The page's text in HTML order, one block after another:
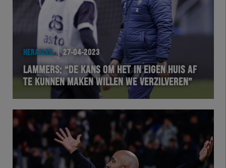
HERACLES 27-04-2023
LAMMERS: “DE KANS OM HET IN EIGEN HUIS AF
TE KUNNEN MAKEN WILLEN WE VERZILVEREN”